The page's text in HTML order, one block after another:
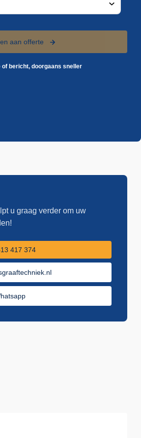
aan offerte
of bericht, doorgaans sneller
u graag verder om uw
417 374